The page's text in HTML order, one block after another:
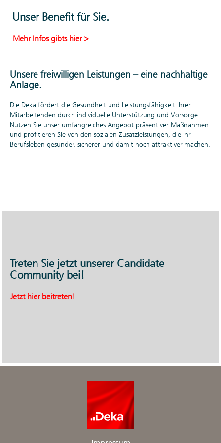
Teamwork
machen den
Unterschied. Bei der
Deka trifft
Professionalität und
Fachwissen auf ein
kollegiales
Miteinander, in dem
man aufeinander
Unser Benefit für Sie.
Mehr Infos gibts hier >
Unsere freiwilligen Leistungen – eine nachhaltige
Anlage.
Die Deka fördert die Gesundheit und Leistungsfähigkeit ihrer
Mitarbeitenden durch individuelle Unterstützung und Vorsorge.
Nutzen Sie unser umfangreiches Angebot präventiver Maßnahmen
und profitieren Sie von den sozialen Zusatzleistungen, die Ihr
Berufsleben gesünder, sicherer und damit noch attraktiver machen.
Treten Sie jetzt unserer Candidate
Community bei!
Jetzt hier beitreten!